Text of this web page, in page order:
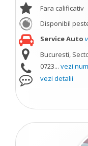
Fara calificativ
Disponibil
Service Auto
Bucuresti,
0723... vezi
vezi detalii